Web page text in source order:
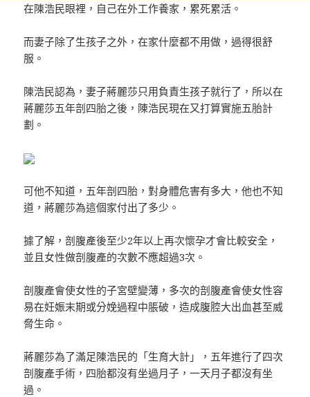
在陳浩民眼裡，自己在外工作養家，累死累活。
而妻子除了生孩子之外，在家什麼都不用做，過得很舒
服。
陳浩民認為，妻子蔣麗莎只用負責生孩子就行了，所以在
蔣麗莎五年剖四胎之後，陳浩民現在又打算實施五胎計
劃。
可他不知道，五年剖四胎，對身體危害有多大，他也不知
道，蔣麗莎為這個家付出了多少。
據了解，剖腹產後至少2年以上再次懷孕才會比較安全，
並且女性做剖腹產的次數不應超過3次。
剖腹產會使女性的子宮壁變薄，多次的剖腹產會使女性容
易在妊娠末期或分娩過程中脹破，造成腹腔大出血甚至威
脅生命。
蔣麗莎為了滿足陳浩民的「生育大計」，五年進行了四次
剖腹產手術，四胎都沒有坐過月子，一天月子都沒有坐
過。